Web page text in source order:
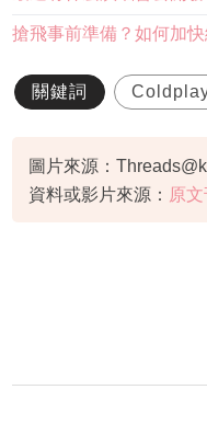
搶飛事前準備？如何加
關鍵詞
圖片來源：
資料或影片來源： 原